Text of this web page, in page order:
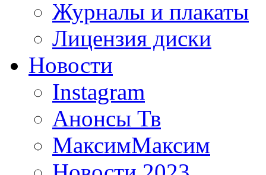
Журналы и плакаты
Лицензия диски
Новости
Instagram
Анонсы Тв
МаксимМаксим